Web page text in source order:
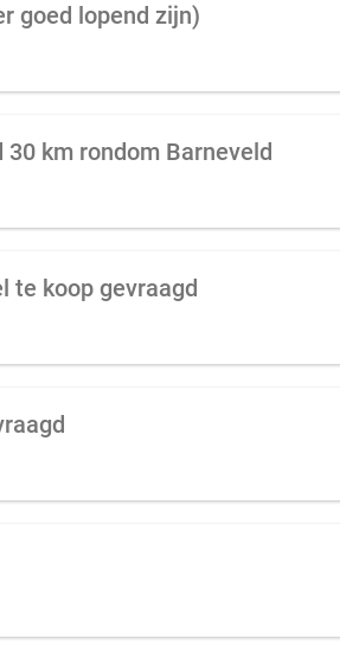
goed lopend zijn)
km rondom Barneveld
te koop gevraagd